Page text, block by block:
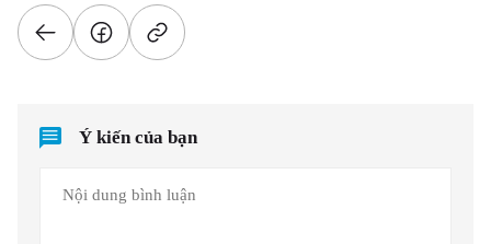
Ý kiến của bạn